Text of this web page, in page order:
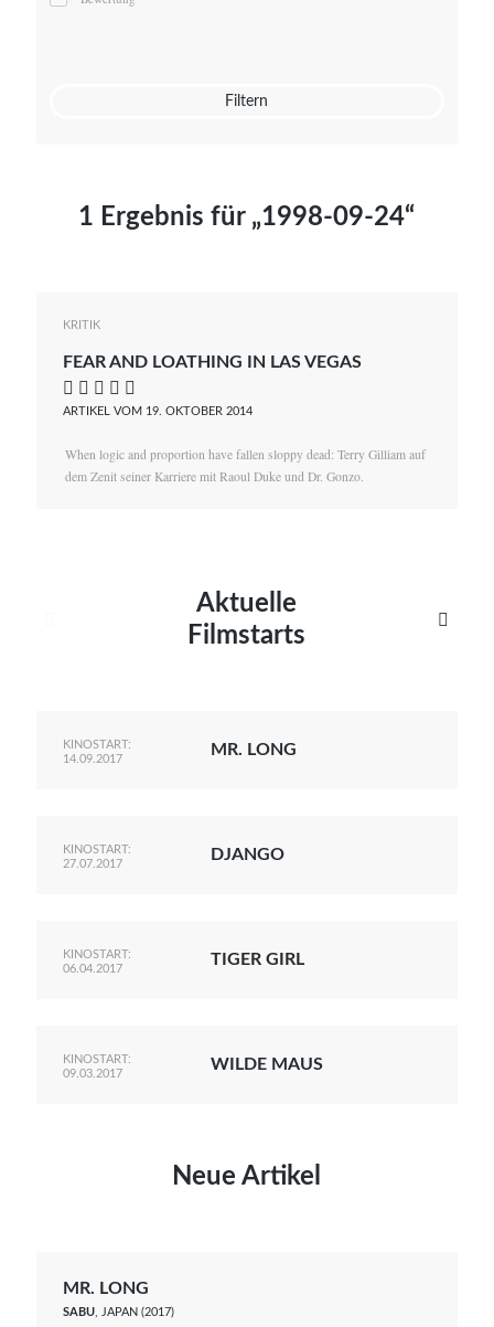
Mato von Vogelstein
Filtern
1 Ergebnis für „1998-09-24“
KRITIK
FEAR AND LOATHING IN LAS VEGAS
    
ARTIKEL VOM 19. OKTOBER 2014
When logic and proportion have fallen sloppy dead: Terry Gilliam auf
dem Zenit seiner Karriere mit Raoul Duke und Dr. Gonzo.
Aktuelle
Filmstarts

KINOSTART:
14.09.2017
MR. LONG
KINOSTART:
27.07.2017
DJANGO
KINOSTART:
06.04.2017
TIGER GIRL
KINOSTART:
09.03.2017
WILDE MAUS
Neue Artikel
MR. LONG
SABU, JAPAN (2017)